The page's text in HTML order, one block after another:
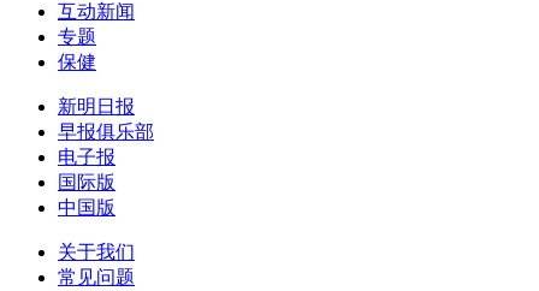
互动新闻
专题
保健
新明日报
早报俱乐部
电子报
国际版
中国版
关于我们
常见问题